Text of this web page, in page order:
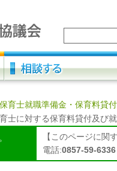
育士就職準備金・保育料貸
士に対する保育料貸付及び
【このページに関
電話:0857-59-6336